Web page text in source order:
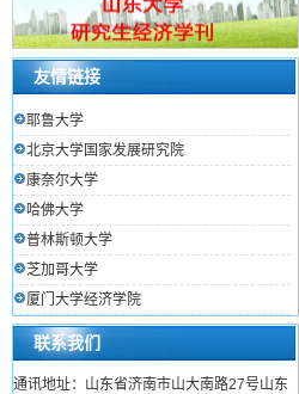
友情链接
耶鲁大学
北京大学国家发展研究院
康奈尔大学
哈佛大学
普林斯顿大学
芝加哥大学
厦门大学经济学院
联系我们
通讯地址：山东省济南市山大南路27号山东